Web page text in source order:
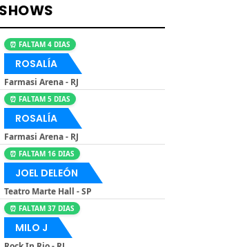
⏰ FALTAM 4 DIAS
ROSALÍA
Farmasi Arena - RJ
⏰ FALTAM 5 DIAS
ROSALÍA
Farmasi Arena - RJ
⏰ FALTAM 16 DIAS
JOEL DELEÓN
Teatro Marte Hall - SP
⏰ FALTAM 37 DIAS
MILO J